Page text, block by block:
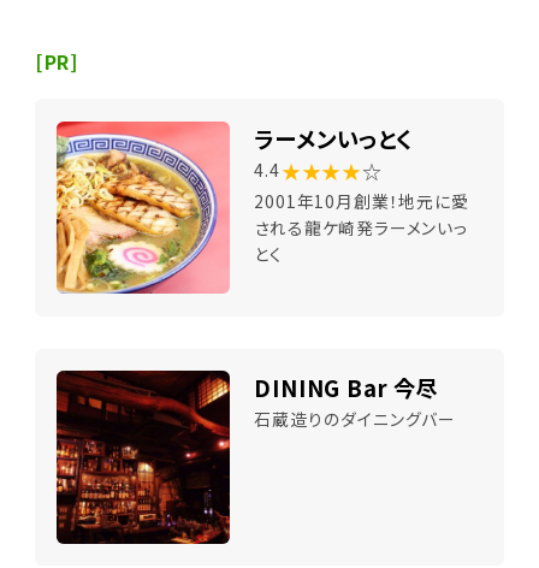
[PR]
ラーメンいっとく
4.4★★★★☆
2001年10月創業！地元に愛
される龍ケ崎発ラーメンいっ
とく
DINING Bar 今尽
石蔵造りのダイニングバー